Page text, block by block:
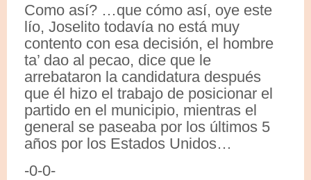
Como así? …que cómo así, oye este
lío, Joselito todavía no está muy
contento con esa decisión, el hombre
ta’ dao al pecao, dice que le
arrebataron la candidatura después
que él hizo el trabajo de posicionar el
partido en el municipio, mientras el
general se paseaba por los últimos 5
años por los Estados Unidos…
-0-0-